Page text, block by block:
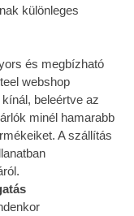
különleges
és megbízható
webshop
beleértve az
minél hamarabb
A szállítás